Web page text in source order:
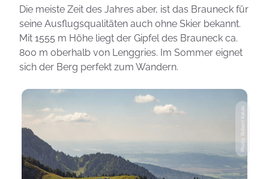
Die meiste Zeit des Jahres aber, ist das Brauneck für
seine Ausflugsqualitäten auch ohne Skier bekannt.
Mit 1555 m Höhe liegt der Gipfel des Brauneck ca.
800 m oberhalb von Lenggries. Im Sommer eignet
sich der Berg perfekt zum Wandern.
Photo: Robert Katzki